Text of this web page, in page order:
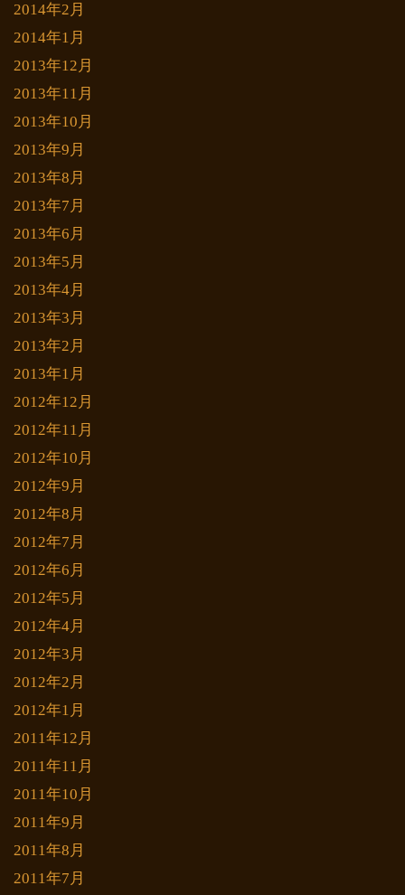
2014年2月
2014年1月
2013年12月
2013年11月
2013年10月
2013年9月
2013年8月
2013年7月
2013年6月
2013年5月
2013年4月
2013年3月
2013年2月
2013年1月
2012年12月
2012年11月
2012年10月
2012年9月
2012年8月
2012年7月
2012年6月
2012年5月
2012年4月
2012年3月
2012年2月
2012年1月
2011年12月
2011年11月
2011年10月
2011年9月
2011年8月
2011年7月